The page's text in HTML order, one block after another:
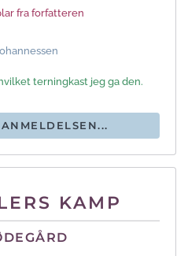
fra forfatteren
terningkast jeg ga den.
KAMP